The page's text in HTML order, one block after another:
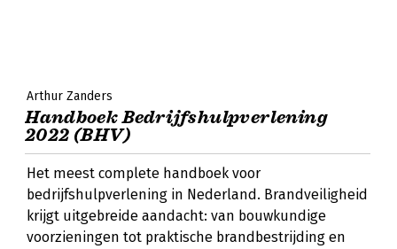
Arthur Zanders
Handboek Bedrijfshulpverlening
2022 (BHV)
Het meest complete handboek voor
bedrijfshulpverlening in Nederland. Brandveiligheid
krijgt uitgebreide aandacht: van bouwkundige
voorzieningen tot praktische brandbestrijding en